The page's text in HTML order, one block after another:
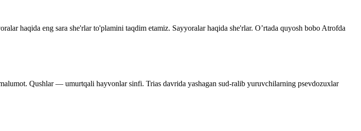
haqida eng sara she'rlar to'plamini taqdim etamiz. Sayyoralar haqida she'rlar. O’rtada quyosh bobo Atrofda
Qushlar — umurtqali hayvonlar sinfi. Trias davrida yashagan sud-ralib yuruvchilarning psevdozuxlar